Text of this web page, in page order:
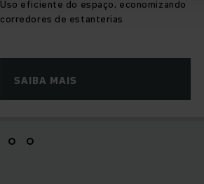
Uso eficiente do espaço, economizando
corredores de estanterias
SAIBA MAIS